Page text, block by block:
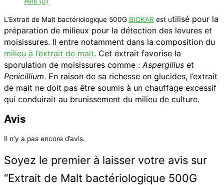
L’Extrait de Malt bactériologique 500G BIOKAR est utilisé pour la
préparation de milieux pour la détection des levures et
moisissures. Il entre notamment dans la composition du
milieu à l’extrait de malt. Cet extrait favorise la
sporulation de moisissures comme : Aspergillus et
Penicillium. En raison de sa richesse en glucides, l’extrait
de malt ne doit pas être soumis à un chauffage excessif
qui conduirait au brunissement du milieu de culture.
Avis
Il n’y a pas encore d’avis.
Soyez le premier à laisser votre avis sur
“Extrait de Malt bactériologique 500G